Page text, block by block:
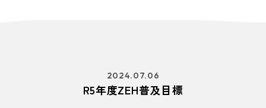
2024.07.06
R5年度ZEH普及目標